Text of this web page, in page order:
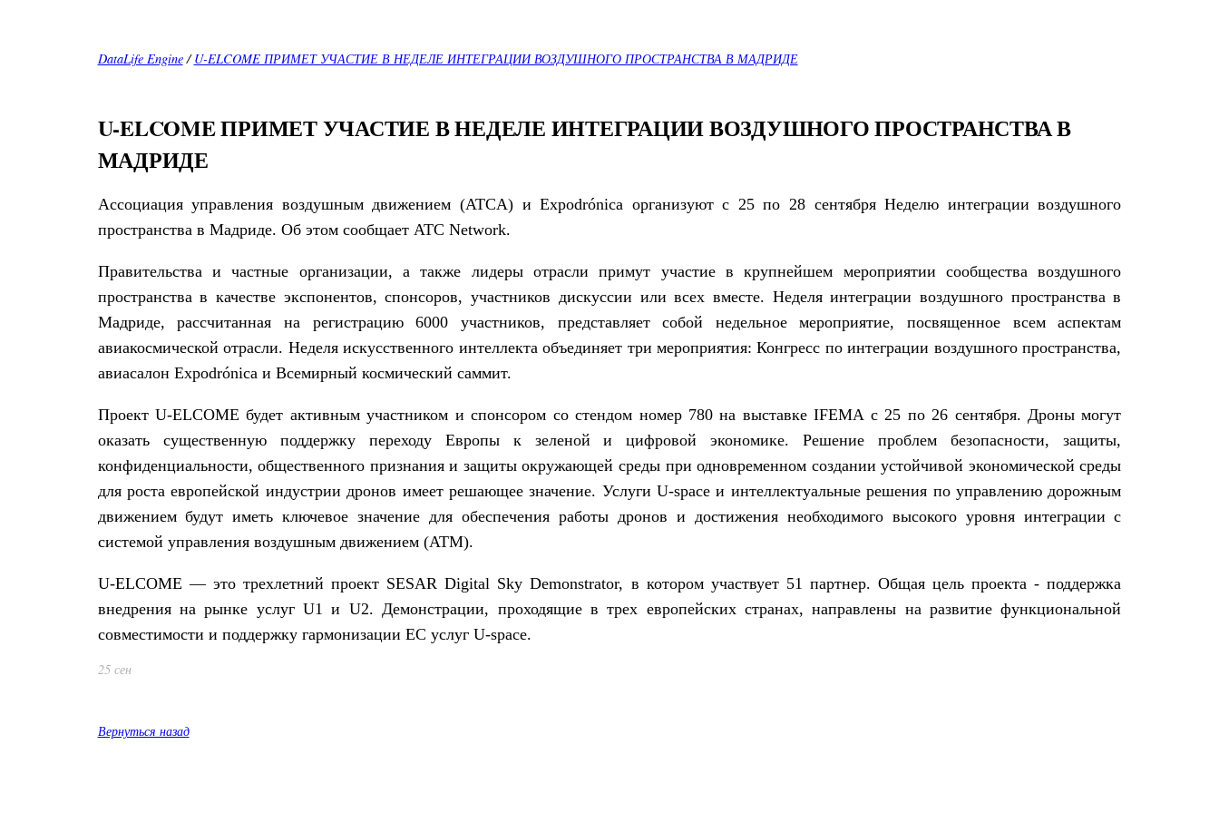
DataLife Engine/U-ELCOME ПРИМЕТ УЧАСТИЕ В НЕДЕЛЕ ИНТЕГРАЦИИ ВОЗДУШНОГО ПРОСТРАНСТВА В МАДРИДЕ
U-ELCOME ПРИМЕТ УЧАСТИЕ В НЕДЕЛЕ ИНТЕГРАЦИИ ВОЗДУШНОГО ПРОСТРАНСТВА В
МАДРИДЕ
Ассоциация управления воздушным движением (ATCA) и Expodrónica организуют с 25 по 28 сентября Неделю интеграции воздушного
пространства в Мадриде. Об этом сообщает ATC Network.
Правительства и частные организации, а также лидеры отрасли примут участие в крупнейшем мероприятии сообщества воздушного
пространства в качестве экспонентов, спонсоров, участников дискуссии или всех вместе. Неделя интеграции воздушного пространства в
Мадриде, рассчитанная на регистрацию 6000 участников, представляет собой недельное мероприятие, посвященное всем аспектам
авиакосмической отрасли. Неделя искусственного интеллекта объединяет три мероприятия: Конгресс по интеграции воздушного пространства,
авиасалон Expodrónica и Всемирный космический саммит.
Проект U-ELCOME будет активным участником и спонсором со стендом номер 780 на выставке IFEMA с 25 по 26 сентября. Дроны могут
оказать существенную поддержку переходу Европы к зеленой и цифровой экономике. Решение проблем безопасности, защиты,
конфиденциальности, общественного признания и защиты окружающей среды при одновременном создании устойчивой экономической среды
для роста европейской индустрии дронов имеет решающее значение. Услуги U-space и интеллектуальные решения по управлению дорожным
движением будут иметь ключевое значение для обеспечения работы дронов и достижения необходимого высокого уровня интеграции с
системой управления воздушным движением (ATM).
U-ELCOME — это трехлетний проект SESAR Digital Sky Demonstrator, в котором участвует 51 партнер. Общая цель проекта - поддержка
внедрения на рынке услуг U1 и U2. Демонстрации, проходящие в трех европейских странах, направлены на развитие функциональной
совместимости и поддержку гармонизации ЕС услуг U-space.
25 сен
Вернуться назад